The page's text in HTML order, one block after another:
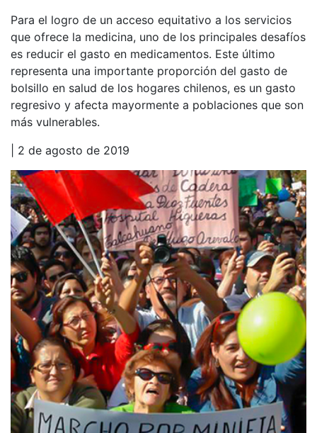
Para el logro de un acceso equitativo a los servicios
que ofrece la medicina, uno de los principales desafíos
es reducir el gasto en medicamentos. Este último
representa una importante proporción del gasto de
bolsillo en salud de los hogares chilenos, es un gasto
regresivo y afecta mayormente a poblaciones que son
más vulnerables.
| 2 de agosto de 2019